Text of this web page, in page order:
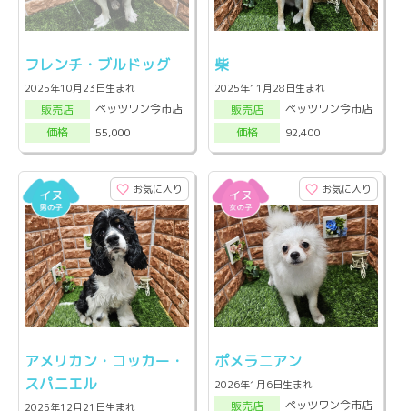
フレンチ・ブルドッグ
2025年10月23日生まれ
販売店
ペッツワン今市店
価格
55,000
柴
2025年11月28日生まれ
販売店
ペッツワン今市店
価格
92,400
お気に入り
アメリカン・コッカー・
スパニエル
2025年12月21日生まれ
お気に入り
ポメラニアン
2026年1月6日生まれ
販売店
ペッツワン今市店